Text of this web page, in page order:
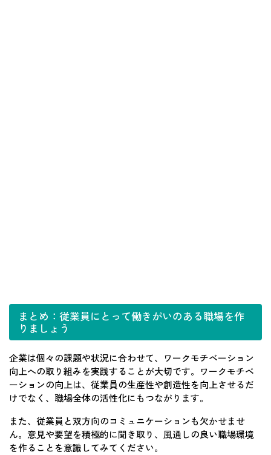
まとめ：従業員にとって働きがいのある職場を作
りましょう
企業は個々の課題や状況に合わせて、ワークモチベーション
向上への取り組みを実践することが大切です。ワークモチベ
ーションの向上は、従業員の生産性や創造性を向上させるだ
けでなく、職場全体の活性化にもつながります。
また、従業員と双方向のコミュニケーションも欠かせませ
ん。意見や要望を積極的に聞き取り、風通しの良い職場環境
を作ることを意識してみてください。